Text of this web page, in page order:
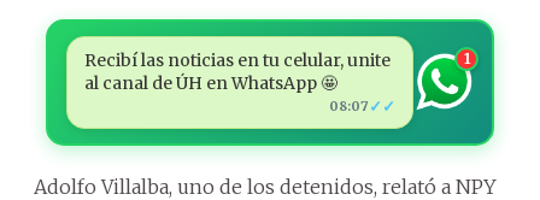
Recibí las noticias en tu celular, unite
al canal de ÚH en WhatsApp 🤩
08:07 ✓✓
1
Adolfo Villalba, uno de los detenidos, relató a NPY